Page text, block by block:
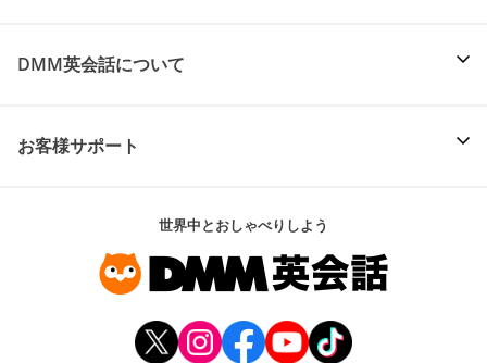
DMM英会話について
お客様サポート
世界中とおしゃべりしよう